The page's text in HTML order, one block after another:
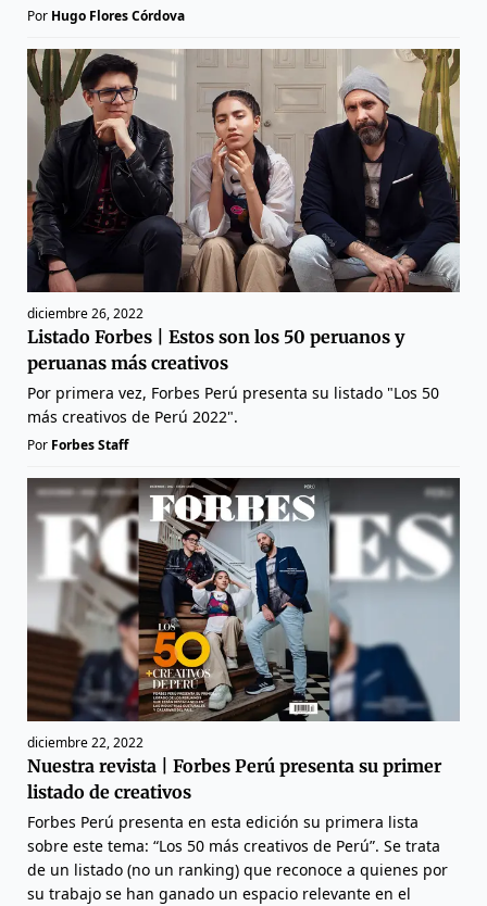
Por Hugo Flores Córdova
diciembre 26, 2022
Listado Forbes | Estos son los 50 peruanos y
peruanas más creativos
Por primera vez, Forbes Perú presenta su listado "Los 50
más creativos de Perú 2022".
Por Forbes Staff
diciembre 22, 2022
Nuestra revista | Forbes Perú presenta su primer
listado de creativos
Forbes Perú presenta en esta edición su primera lista
sobre este tema: “Los 50 más creativos de Perú”. Se trata
de un listado (no un ranking) que reconoce a quienes por
su trabajo se han ganado un espacio relevante en el